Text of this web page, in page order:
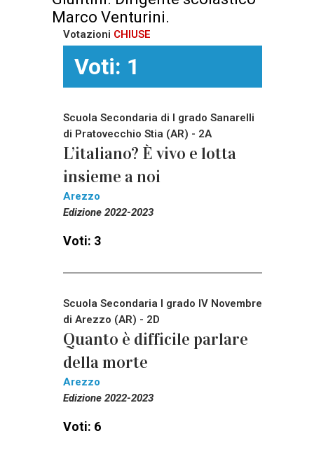
Marco Venturini.
Votazioni CHIUSE
Voti: 1
Scuola Secondaria di I grado Sanarelli
di Pratovecchio Stia (AR) - 2A
L’italiano? È vivo e lotta
insieme a noi
Arezzo
Edizione 2022-2023
Voti: 3
Scuola Secondaria I grado IV Novembre
di Arezzo (AR) - 2D
Quanto è difficile parlare
della morte
Arezzo
Edizione 2022-2023
Voti: 6